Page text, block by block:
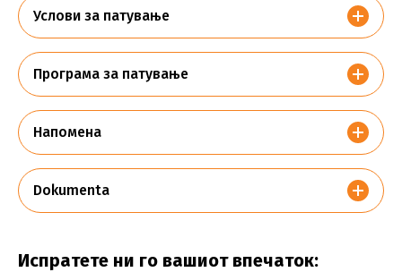
Услови за патување
Програма за патување
Напомена
Dokumenta
Испратете ни го вашиот впечаток: